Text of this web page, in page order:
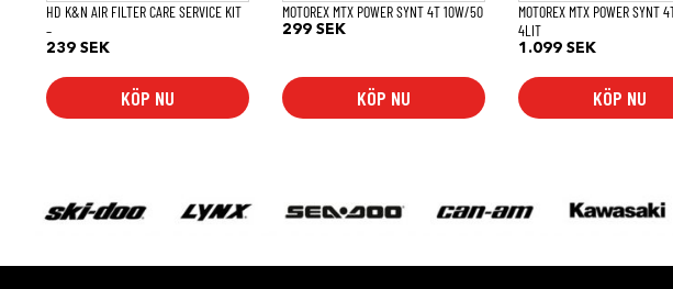
HD K&N AIR FILTER CARE SERVICE KIT
–
239 SEK
KÖP NU
MOTOREX MTX POWER SYNT 4T 10W/50
299SEK
KÖP NU
MOTOREX MTX POWER SYNT
4LIT
1.099SEK
KÖP NU